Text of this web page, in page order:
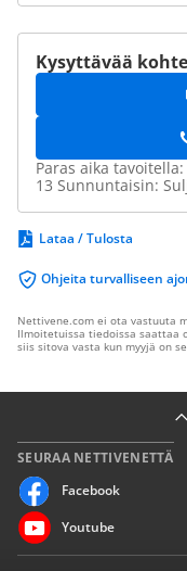
Kysyttävää
Paras aika
13 Sunnuntaisin:
Lataa / Tulosta
Ohjeita turvalliseen
Nettivene.com ei ota vastuuta
Ilmoitetuissa tiedoissa
siis sitova vasta kun myyjä on
SEURAA NETTIVENETTÄ
Facebook
Youtube